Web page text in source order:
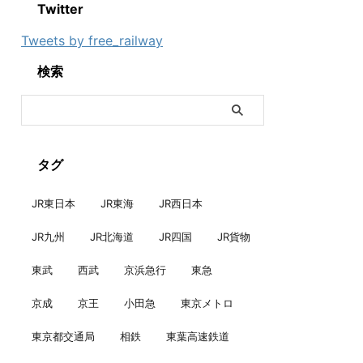
Twitter
Tweets by free_railway
検索
タグ
JR東日本 JR東海 JR西日本
JR九州 JR北海道 JR四国 JR貨物
東武 西武 京浜急行 東急
京成 京王 小田急 東京メトロ
東京都交通局 相鉄 東葉高速鉄道